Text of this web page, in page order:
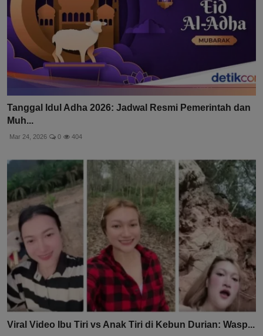
Tanggal Idul Adha 2026: Jadwal Resmi Pemerintah dan
Muh...
Mar 24, 2026 0 404
Viral Video Ibu Tiri vs Anak Tiri di Kebun Durian: Wasp...